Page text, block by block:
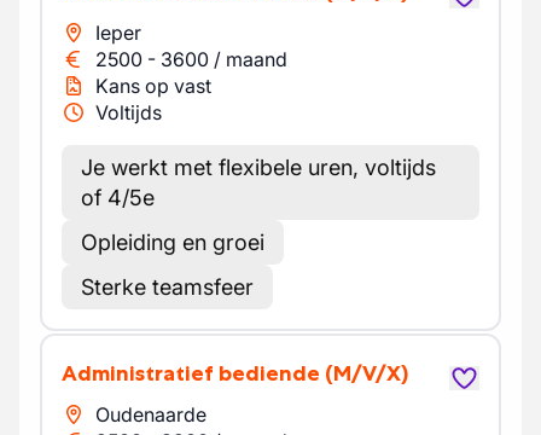
Ieper
2500 - 3600 / maand
Kans op vast
Voltijds
Je werkt met flexibele uren, voltijds
of 4/5e
Opleiding en groei
Sterke teamsfeer
Administratief bediende (M/V/X)
Oudenaarde